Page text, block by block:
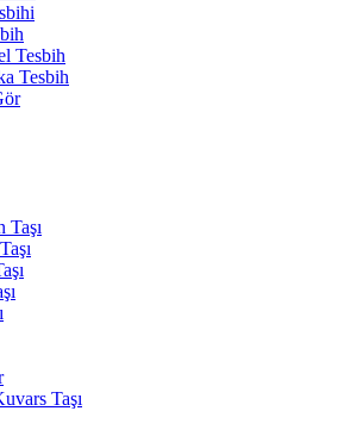
Tesbih
Tesbih
Taşı
Taşı